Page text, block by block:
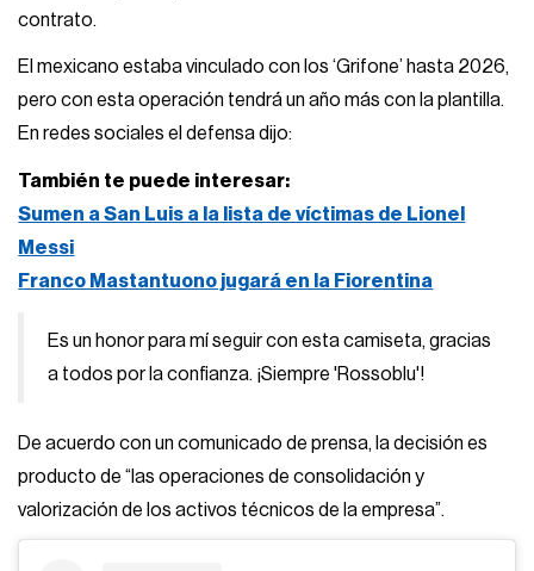
contrato.
El mexicano estaba vinculado con los ‘Grifone’ hasta 2026,
pero con esta operación tendrá un año más con la plantilla.
En redes sociales el defensa dijo:
También te puede interesar:
Sumen a San Luis a la lista de víctimas de Lionel
Messi
Franco Mastantuono jugará en la Fiorentina
Es un honor para mí seguir con esta camiseta, gracias
a todos por la confianza. ¡Siempre 'Rossoblu'!
De acuerdo con un comunicado de prensa, la decisión es
producto de “las operaciones de consolidación y
valorización de los activos técnicos de la empresa”.